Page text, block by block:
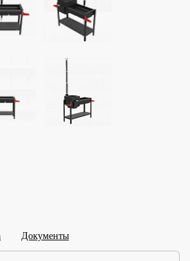
Документы